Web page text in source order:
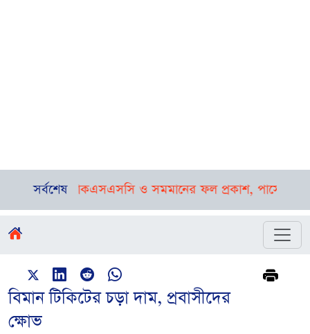
সর্বশেষ
শোকএসএসসি ও সমমানের ফল প্রকাশ, পাসের হার
বিমান টিকিটের চড়া দাম, প্রবাসীদের
ক্ষোভ